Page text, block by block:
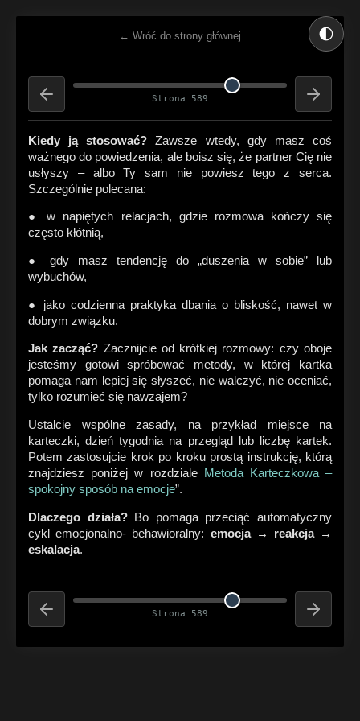
🌓
← Wróć do strony głównej
Strona 589
Kiedy ją stosować? Zawsze wtedy, gdy masz coś
ważnego do powiedzenia, ale boisz się, że partner Cię nie
usłyszy – albo Ty sam nie powiesz tego z serca.
Szczególnie polecana:
● w napiętych relacjach, gdzie rozmowa kończy się
często kłótnią,
● gdy masz tendencję do „duszenia w sobie” lub
wybuchów,
● jako codzienna praktyka dbania o bliskość, nawet w
dobrym związku.
Jak zacząć? Zacznijcie od krótkiej rozmowy: czy oboje
jesteśmy gotowi spróbować metody, w której kartka
pomaga nam lepiej się słyszeć, nie walczyć, nie oceniać,
tylko rozumieć się nawzajem?
Ustalcie wspólne zasady, na przykład miejsce na
karteczki, dzień tygodnia na przegląd lub liczbę kartek.
Potem zastosujcie krok po kroku prostą instrukcję, którą
znajdziesz poniżej w rozdziale
Metoda Karteczkowa –
spokojny sposób na emocje”.
Dlaczego działa?Bo pomaga przeciąć automatyczny
cykl emocjonalno- behawioralny: emocja → reakcja →
eskalacja.
Strona 589